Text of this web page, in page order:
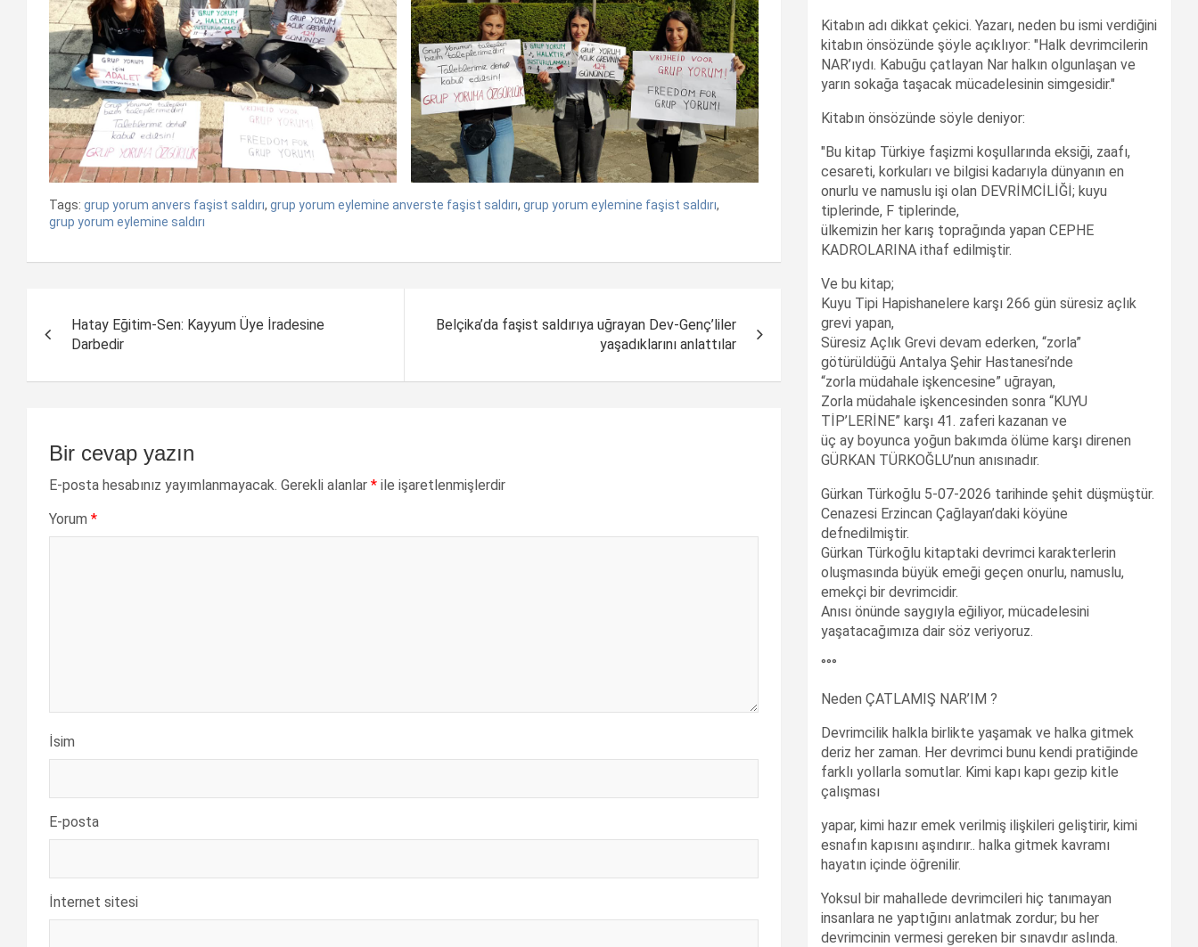
Tags: grup yorum anvers faşist saldırı, grup yorum eylemine anverste faşist saldırı, grup yorum eylemine faşist saldırı,
grup yorum eylemine saldırı
dolaşımı
Hatay Eğitim-Sen: Kayyum Üye İradesine
Darbedir
Belçika’da faşist saldırıya uğrayan Dev-Genç’liler
yaşadıklarını anlattılar
Bir cevap yazın
E-posta hesabınız yayımlanmayacak. Gerekli alanlar * ile işaretlenmişlerdir
Yorum *
İsim
E-posta
İnternet sitesi
Kitabın adı dikkat çekici. Yazarı, neden bu ismi verdiğini
kitabın önsözünde şöyle açıklıyor: "Halk devrimcilerin
NAR’ıydı. Kabuğu çatlayan Nar halkın olgunlaşan ve
yarın sokağa taşacak mücadelesinin simgesidir."
Kitabın önsözünde söyle deniyor:
"Bu kitap Türkiye faşizmi koşullarında eksiği, zaafı,
cesareti, korkuları ve bilgisi kadarıyla dünyanın en
onurlu ve namuslu işi olan DEVRİMCİLİĞİ; kuyu
tiplerinde, F tiplerinde,
ülkemizin her karış toprağında yapan CEPHE
KADROLARINA ithaf edilmiştir.
Ve bu kitap;
Kuyu Tipi Hapishanelere karşı 266 gün süresiz açlık
grevi yapan,
Süresiz Açlık Grevi devam ederken, “zorla”
götürüldüğü Antalya Şehir Hastanesi’nde
“zorla müdahale işkencesine” uğrayan,
Zorla müdahale işkencesinden sonra “KUYU
TİP’LERİNE” karşı 41. zaferi kazanan ve
üç ay boyunca yoğun bakımda ölüme karşı direnen
GÜRKAN TÜRKOĞLU’nun anısınadır.
Gürkan Türkoğlu 5-07-2026 tarihinde şehit düşmüştür.
Cenazesi Erzincan Çağlayan’daki köyüne
defnedilmiştir.
Gürkan Türkoğlu kitaptaki devrimci karakterlerin
oluşmasında büyük emeği geçen onurlu, namuslu,
emekçi bir devrimcidir.
Anısı önünde saygıyla eğiliyor, mücadelesini
yaşatacağımıza dair söz veriyoruz.
°°°
Neden ÇATLAMIŞ NAR’IM ?
Devrimcilik halkla birlikte yaşamak ve halka gitmek
deriz her zaman. Her devrimci bunu kendi pratiğinde
farklı yollarla somutlar. Kimi kapı kapı gezip kitle
çalışması
yapar, kimi hazır emek verilmiş ilişkileri geliştirir, kimi
esnafın kapısını aşındırır.. halka gitmek kavramı
hayatın içinde öğrenilir.
Yoksul bir mahallede devrimcileri hiç tanımayan
insanlara ne yaptığını anlatmak zordur; bu her
devrimcinin vermesi gereken bir sınavdır aslında.